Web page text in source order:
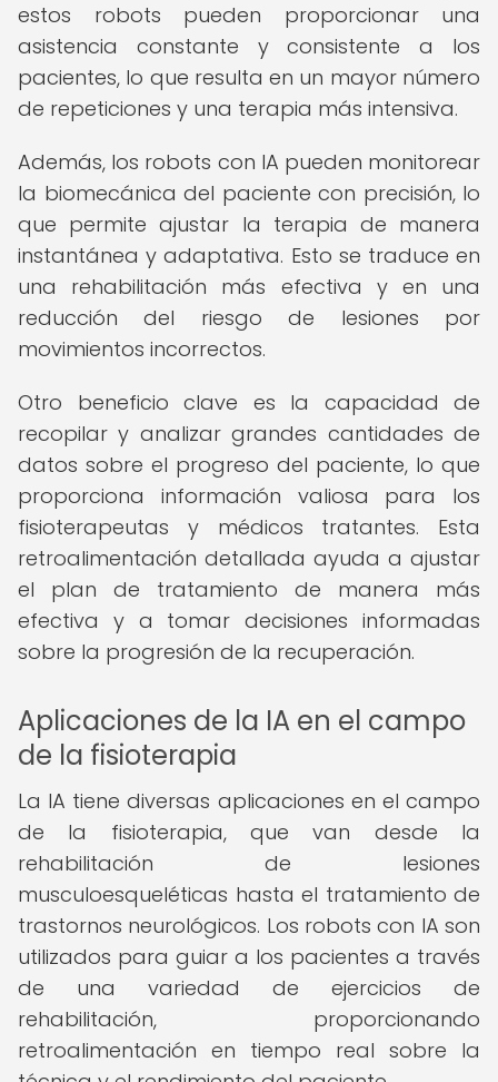
estos robots pueden proporcionar una
asistencia constante y consistente a los
pacientes, lo que resulta en un mayor número
de repeticiones y una terapia más intensiva.
Además, los robots con IA pueden monitorear
la biomecánica del paciente con precisión, lo
que permite ajustar la terapia de manera
instantánea y adaptativa. Esto se traduce en
una rehabilitación más efectiva y en una
reducción del riesgo de lesiones por
movimientos incorrectos.
Otro beneficio clave es la capacidad de
recopilar y analizar grandes cantidades de
datos sobre el progreso del paciente, lo que
proporciona información valiosa para los
fisioterapeutas y médicos tratantes. Esta
retroalimentación detallada ayuda a ajustar
el plan de tratamiento de manera más
efectiva y a tomar decisiones informadas
sobre la progresión de la recuperación.
Aplicaciones de la IA en el campo
de la fisioterapia
La IA tiene diversas aplicaciones en el campo
de la fisioterapia, que van desde la
rehabilitación de lesiones
musculoesqueléticas hasta el tratamiento de
trastornos neurológicos. Los robots con IA son
utilizados para guiar a los pacientes a través
de una variedad de ejercicios de
rehabilitación, proporcionando
retroalimentación en tiempo real sobre la